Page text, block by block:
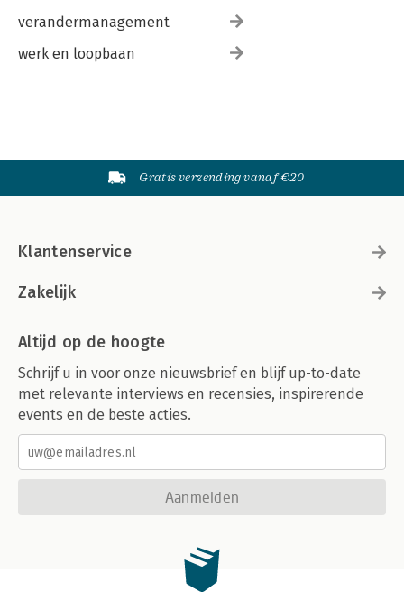
verandermanagement
werk en loopbaan
Gratis verzending vanaf €20
Klantenservice
Zakelijk
Altijd op de hoogte
Schrijf u in voor onze nieuwsbrief en blijf up-to-date
met relevante interviews en recensies, inspirerende
events en de beste acties.
Aanmelden